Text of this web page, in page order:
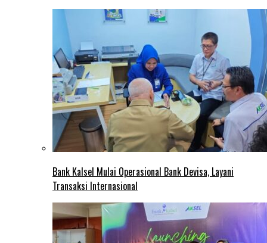
Bank Kalsel Mulai Operasional Bank Devisa, Layani
Transaksi Internasional